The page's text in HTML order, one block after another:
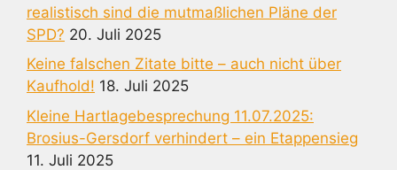
realistisch sind die mutmaßlichen Pläne der
SPD? 20. Juli 2025
Keine falschen Zitate bitte – auch nicht über
Kaufhold! 18. Juli 2025
Kleine Hartlagebesprechung 11.07.2025:
Brosius-Gersdorf verhindert – ein Etappensieg
11. Juli 2025